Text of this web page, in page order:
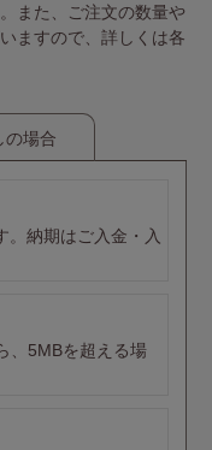
また、ご注文の数量や
ますので、詳しくは各
の場合
。納期はご入金・入
、5MBを超える場